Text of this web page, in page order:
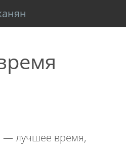
— лучшее время,